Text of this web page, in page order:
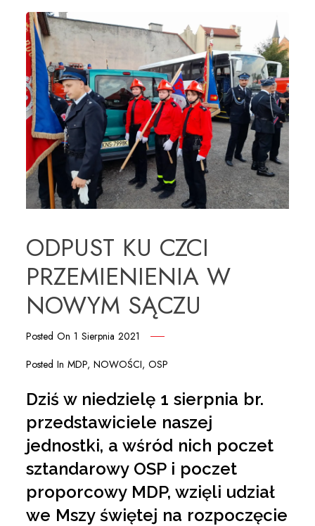
ODPUST KU CZCI
PRZEMIENIENIA W
NOWYM SĄCZU
Posted On1 Sierpnia 2021
Posted InMDP,NOWOŚCI,OSP
Dziś w niedzielę 1 sierpnia br.
przedstawiciele naszej
jednostki, a wśród nich poczet
sztandarowy OSP i poczet
proporcowy MDP, wzięli udział
we Mszy świętej na rozpoczęcie